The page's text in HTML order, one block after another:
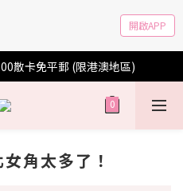
開啟APP
散卡免平郵 (限港澳地區)
角太多了！